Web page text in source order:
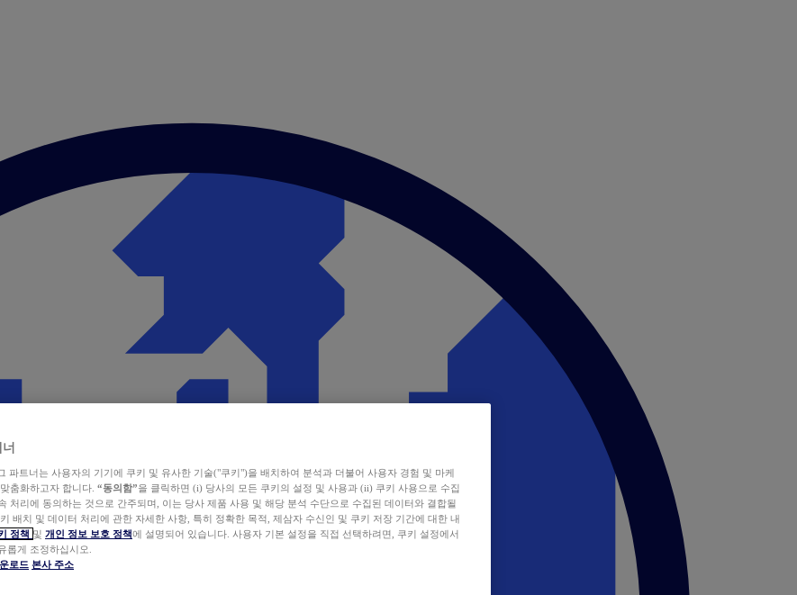
파트너는 사용자의 기기에 쿠키 및 유사한 기술("쿠키")을 배치하여 분석과 더불어 사용자 경험 및 마케
춤화하고자 합니다. “동의함”을 클릭하면 (i) 당사의 모든 쿠키의 설정 및 사용과 (ii) 쿠키 사용으로 수집
처리에 동의하는 것으로 간주되며, 이는 당사 제품 사용 및 해당 분석 수단으로 수집된 데이터와 결합될
배치 및 데이터 처리에 관한 자세한 사항, 특히 정확한 목적, 제삼자 수신인 및 쿠키 저장 기간에 대한 내
정책 및 개인 정보 보호 정책에 설명되어 있습니다. 사용자 기본 설정을 직접 선택하려면, 쿠키 설정에서
롭게 조정하십시오.
로드 본사 주소